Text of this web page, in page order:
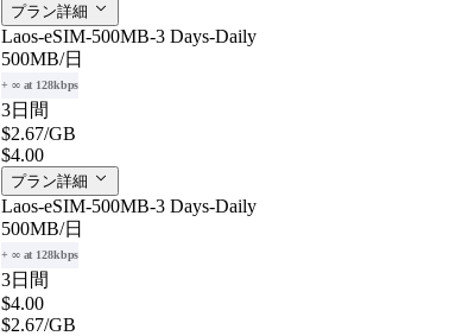
プラン詳細
Laos-eSIM-500MB-3 Days-Daily
500MB/日
+ ∞ at 128kbps
3日間
$2.67/GB
$4.00
プラン詳細
Laos-eSIM-500MB-3 Days-Daily
500MB/日
+ ∞ at 128kbps
3日間
$4.00
$2.67/GB